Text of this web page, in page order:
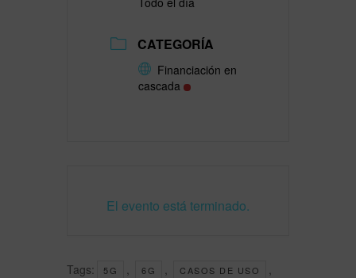
CATEGORÍA
Financiación en
cascada
El evento está terminado.
Tags: 5G 6G CASOS DE USO